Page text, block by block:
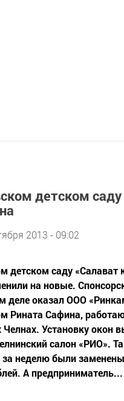
детском саду
2013 - 09:02
детском саду «Салават
на новые.
деле оказал ООО
Рината Сафина,
Установку окон
салон «РИО».
за неделю были
А предприниматель...